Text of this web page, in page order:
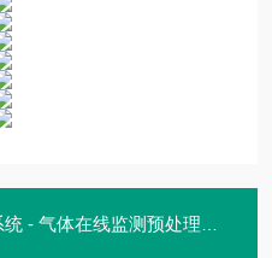
体在线监测预处理系统 麦越环境